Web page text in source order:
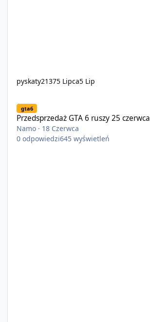
pyskaty21375 Lipca5 Lip
gta6
Przedsprzedaż GTA 6 ruszy 25 czerwca
Namo · 18 Czerwca
0 odpowiedzi645 wyświetleń